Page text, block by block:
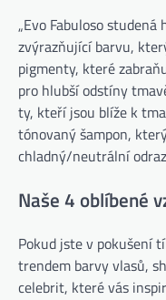
„Evo Fabuloso
zvýrazňující barvu,
pigmenty, které
pro hlubší odstíny
ty, kteří jsou blíže k
tónovaný šampon,
chladný/neutrální
Naše 4 oblíbené
Pokud jste v pokušení
trendem barvy vlasů,
celebrit, které vás